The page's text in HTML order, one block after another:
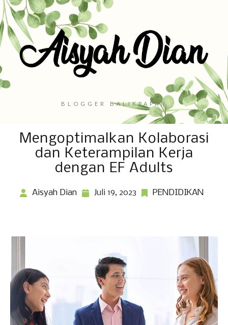
BLOGGER BALIKPAPAN
Mengoptimalkan Kolaborasi
dan Keterampilan Kerja
dengan EF Adults
Aisyah Dian Juli 19, 2023 PENDIDIKAN